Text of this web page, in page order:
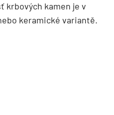
krbových kamen je v
keramické variantě.